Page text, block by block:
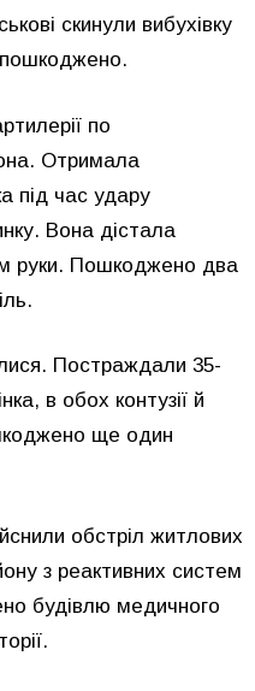
скинули вибухівку
по
Отримала
під час удару
Вона дістала
руки. Пошкоджено два
Постраждали 35-
в обох контузії й
ще один
обстріл житлових
з реактивних систем
будівлю медичного